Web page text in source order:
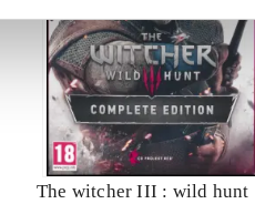
The witcher III : wild hunt